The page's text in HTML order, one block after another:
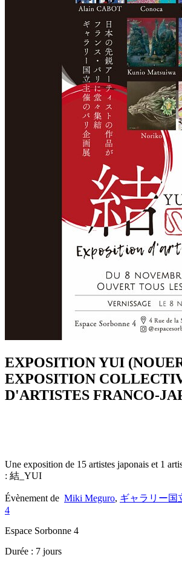
EXPOSITION YUI
EXPOSITION
D'ARTISTES FRANCO-
Une exposition de 15 artistes japonais et 1
: 結_YUI
Évènement de Miki Meguro, ギャラリー国
4
Espace Sorbonne 4
Durée : 7 jours